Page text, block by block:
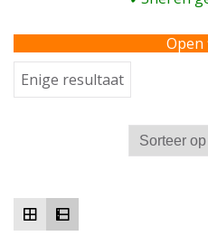
Enige resultaat